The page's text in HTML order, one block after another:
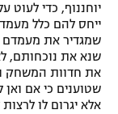
יוחננוף, כדי לעוט
ייחס להם כלל
שמגדיר את מעמדם
שנא את נוכחותם,
את חדוות המשחק
שטוענים כי אם ואן
אלא יגרום לו